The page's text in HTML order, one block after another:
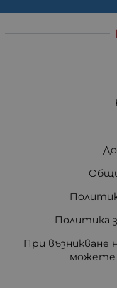
Общи
Политика
При възникване
можете